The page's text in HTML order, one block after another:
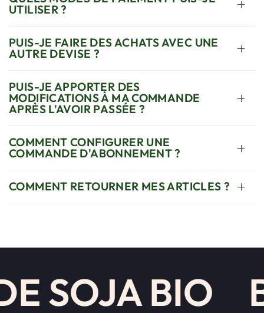
UTILISER ?
PUIS-JE FAIRE DES ACHATS AVEC UNE
AUTRE DEVISE ?
PUIS-JE APPORTER DES
MODIFICATIONS À MA COMMANDE
APRÈS L'AVOIR PASSÉE ?
COMMENT CONFIGURER UNE
COMMANDE D'ABONNEMENT ?
COMMENT RETOURNER MES ARTICLES ?
SOJA BIO